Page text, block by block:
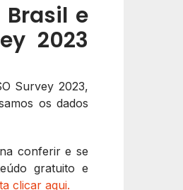
e
2023
Survey 2023,
os dados
conferir e se
gratuito e
clicar aqui.